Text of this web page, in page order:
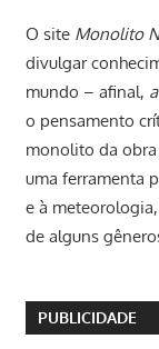
O site Monolito
divulgar
mundo – afinal,
o pensamento
monolito da obra
uma ferramenta
e à
de alguns
PUBLICIDADE